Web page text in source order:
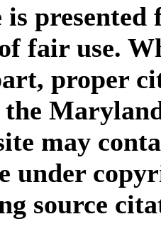
fair use.
proper
may
under
source